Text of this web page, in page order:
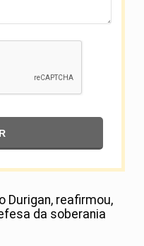
Durigan, reafirmou,
da soberania